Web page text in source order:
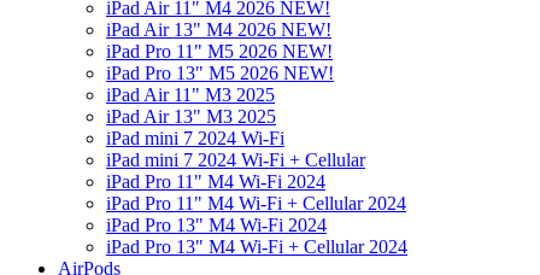
iPad Air 11" M4 2026 NEW!
iPad Air 13" M4 2026 NEW!
iPad Pro 11" M5 2026 NEW!
iPad Pro 13" M5 2026 NEW!
iPad Air 11" M3 2025
iPad Air 13" M3 2025
iPad mini 7 2024 Wi-Fi
iPad mini 7 2024 Wi-Fi + Cellular
iPad Pro 11" M4 Wi-Fi 2024
iPad Pro 11" M4 Wi-Fi + Cellular 2024
iPad Pro 13" M4 Wi-Fi 2024
iPad Pro 13" M4 Wi-Fi + Cellular 2024
AirPods